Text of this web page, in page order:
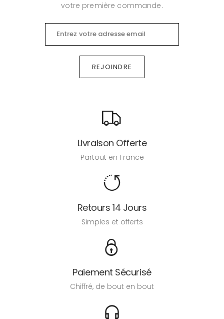
votre première commande.
REJOINDRE
Livraison Offerte
Partout en France
Retours 14 Jours
Simples et offerts
Paiement Sécurisé
Chiffré, de bout en bout